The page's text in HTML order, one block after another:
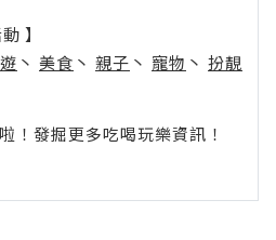
】
丶 美食 丶 親子 丶 寵物 丶 扮靚
發掘更多吃喝玩樂資訊！